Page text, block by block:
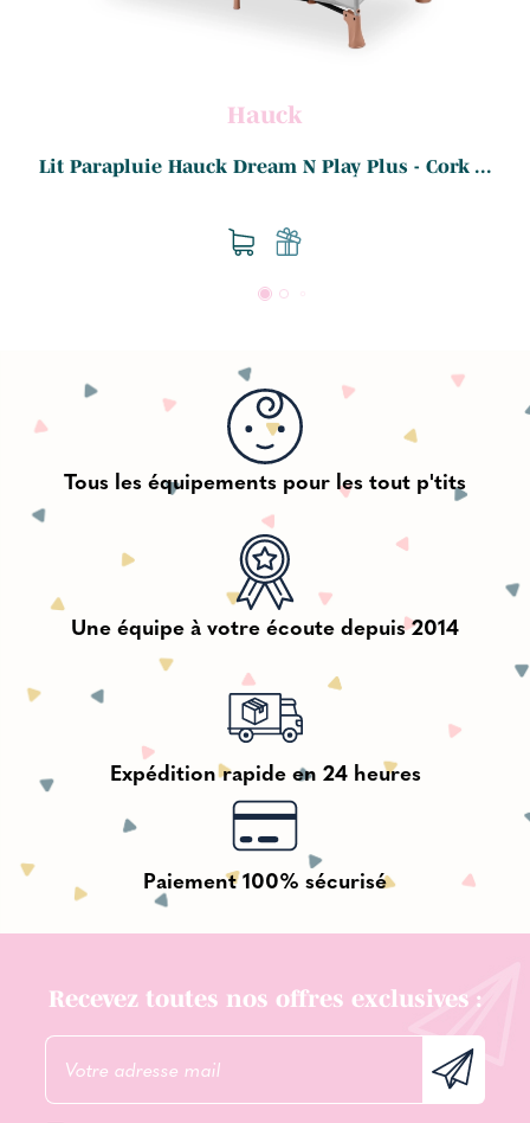
Hauck
Lit Parapluie Hauck Dream N Play Plus - Cork ...
Tous les équipements pour les tout p'tits
Une équipe à votre écoute depuis 2014
Expédition rapide en 24 heures
Paiement 100% sécurisé
Recevez toutes nos offres exclusives :